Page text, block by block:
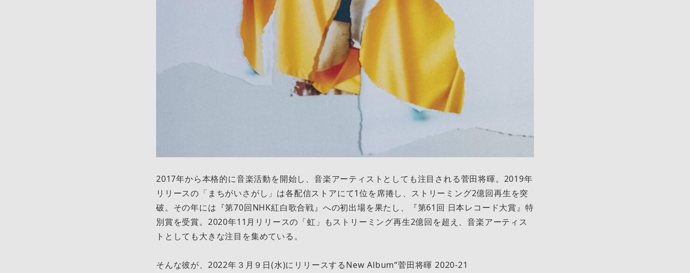
2017年から本格的に音楽活動を開始し、音楽アーティストとしても注目される菅田将暉。2019年
リリースの「まちがいさがし」は各配信ストアにて1位を席捲し、ストリーミング2億回再生を突
破。その年には『第70回NHK紅白歌合戦』への初出場を果たし、『第61回 日本レコード大賞』特
別賞を受賞。2020年11月リリースの「虹」もストリーミング再生2億回を超え、音楽アーティス
トとしても大きな注目を集めている。
そんな彼が、2022年３月９日(水)にリリースするNew Album“菅田将暉 2020-21